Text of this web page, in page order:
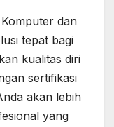
dan
tepat bagi
kualitas diri
sertifikasi
akan lebih
yang